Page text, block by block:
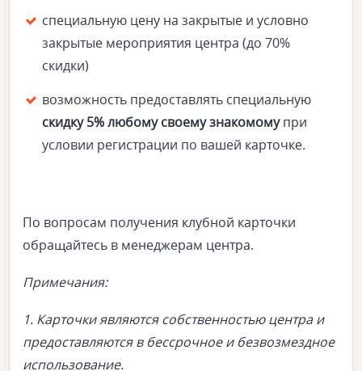
специальную цену на закрытые и условно
закрытые мероприятия центра (до 70%
скидки)
возможность предоставлять специальную
скидку 5% любому своему знакомомупри
условии регистрации по вашей карточке.
По вопросам получения клубной карточки
обращайтесь в менеджерам центра.
Примечания:
1. Карточки являются собственностью центра и
предоставляются в бессрочное и безвозмездное
использование.